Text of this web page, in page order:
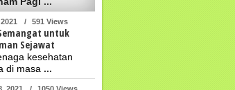
/ 591 Views
untuk
Sejawat
kesehatan
di masa ...